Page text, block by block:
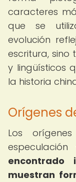
caracteres
que se
evolución
escritura, sino
y lingüísticos
la historia
Orígenes
Los
encontrado
muestran